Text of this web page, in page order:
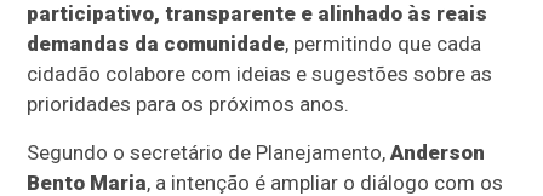
participativo, transparente e alinhado às reais
demandas da comunidade, permitindo que cada
cidadão colabore com ideias e sugestões sobre as
prioridades para os próximos anos.
Segundo o secretário de Planejamento,Anderson
Bento Maria, a intenção é ampliar o diálogo com os